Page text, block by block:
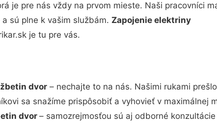
je pre nás vždy na prvom mieste. Naši pracovníci
sú plne k vašim službám. Zapojenie elektriny
je tu pre vás.
dvor – nechajte to na nás. Našimi rukami
sa snažíme prispôsobiť a vyhovieť v
dvor – samozrejmosťou sú aj odborné